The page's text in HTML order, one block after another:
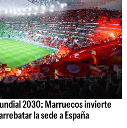
2030: Marruecos invierte
la sede a España